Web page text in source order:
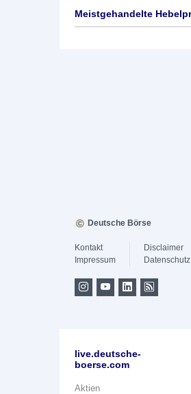
Meistgehandelte
Deutsche Börse
Kontakt
Impressum
Disclaimer
Datenschutz
live.deutsche-
boerse.com
Aktien